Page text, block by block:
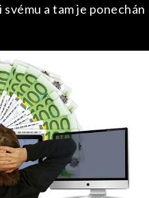
a tam je ponechán